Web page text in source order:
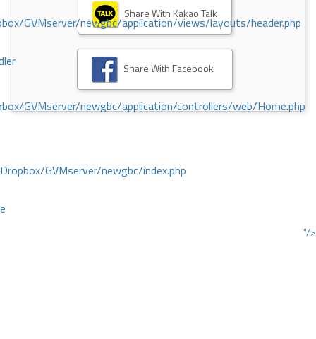
GVMserver/newgbc/application/views/layouts/header.php
GVMserver/newgbc/application/controllers/web/Home.php
GVMserver/newgbc/index.php
"/>
Share With Kakao Talk
Share With Facebook